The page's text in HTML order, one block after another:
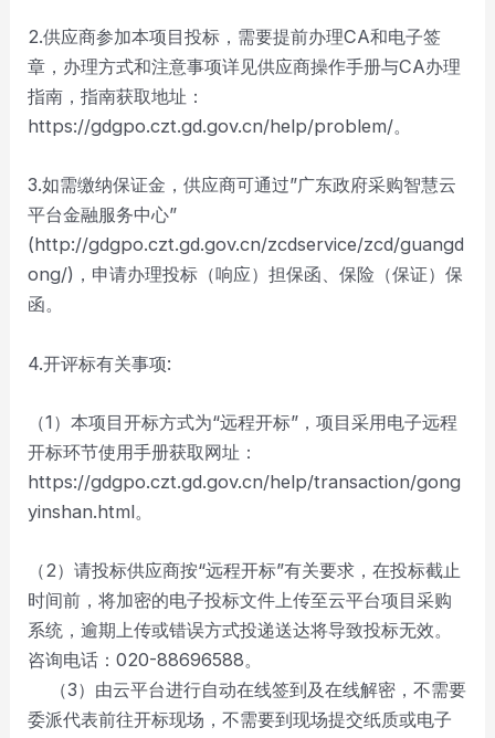
2.供应商参加本项目投标，需要提前办理CA和电子签
章，办理方式和注意事项详见供应商操作手册与CA办理
指南，指南获取地址：
https://gdgpo.czt.gd.gov.cn/help/problem/。
3.如需缴纳保证金，供应商可通过”广东政府采购智慧云
平台金融服务中心”
(http://gdgpo.czt.gd.gov.cn/zcdservice/zcd/guangd
ong/)，申请办理投标（响应）担保函、保险（保证）保
函。
4.开评标有关事项:
（1）本项目开标方式为“远程开标”，项目采用电子远程
开标环节使用手册获取网址：
https://gdgpo.czt.gd.gov.cn/help/transaction/gong
yinshan.html。
（2）请投标供应商按“远程开标”有关要求，在投标截止
时间前，将加密的电子投标文件上传至云平台项目采购
系统，逾期上传或错误方式投递送达将导致投标无效。
咨询电话：020-88696588。
（3）由云平台进行自动在线签到及在线解密，不需要
委派代表前往开标现场，不需要到现场提交纸质或电子